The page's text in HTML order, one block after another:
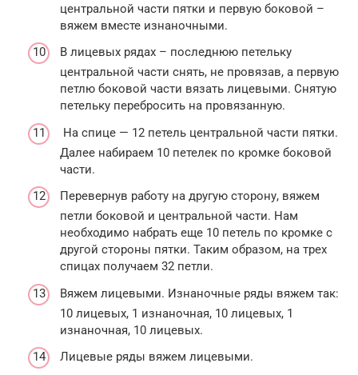
центральной части пятки и первую боковой –
вяжем вместе изнаночными.
В лицевых рядах – последнюю петельку
центральной части снять, не провязав, а первую
петлю боковой части вязать лицевыми. Снятую
петельку перебросить на провязанную.
На спице — 12 петель центральной части пятки.
Далее набираем 10 петелек по кромке боковой
части.
Перевернув работу на другую сторону, вяжем
петли боковой и центральной части. Нам
необходимо набрать еще 10 петель по кромке с
другой стороны пятки. Таким образом, на трех
спицах получаем 32 петли.
Вяжем лицевыми. Изнаночные ряды вяжем так:
10 лицевых, 1 изнаночная, 10 лицевых, 1
изнаночная, 10 лицевых.
Лицевые ряды вяжем лицевыми.